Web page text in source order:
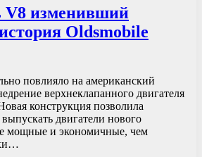
V8 изменивший
Oldsmobile
повлияло на американский
верхнеклапанного двигателя
конструкция позволила
двигатели нового
мощные и экономичные, чем